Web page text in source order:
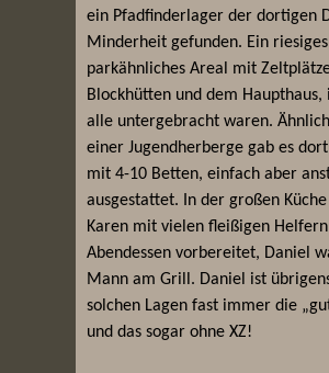
ein Pfadfinderlager der dortigen
Minderheit gefunden. Ein riesiges
parkähnliches Areal mit
Blockhütten und dem
alle untergebracht waren.
einer Jugendherberge gab es
mit 4-10 Betten, einfach aber
ausgestattet. In der großen
Karen mit vielen fleißigen Helfern
Abendessen vorbereitet, Daniel
Mann am Grill. Daniel ist
solchen Lagen fast immer die
und das sogar ohne XZ!